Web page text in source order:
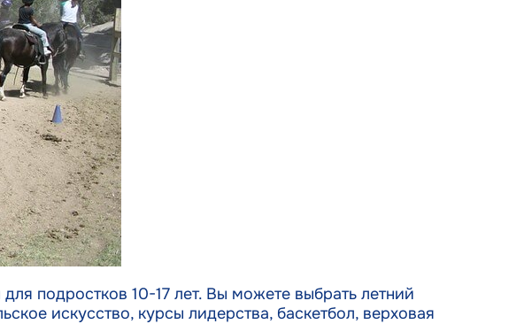
показ
Always active
подростков 10-17 лет. Вы можете выбрать летний
искусство, курсы лидерства, баскетбол, верховая